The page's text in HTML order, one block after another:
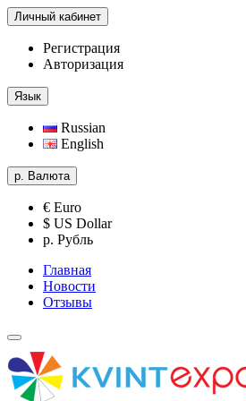
Личный кабинет
Регистрация
Авторизация
Язык
Russian
English
р. Валюта
€ Euro
$ US Dollar
р. Рубль
Главная
Новости
Отзывы